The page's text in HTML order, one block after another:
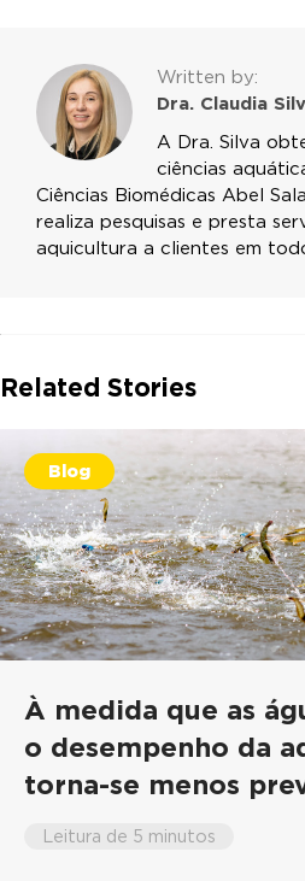
Written by:
Dra. Claudia
A Dra. Silva
ciências
Ciências Biomédicas Abel
realiza pesquisas e presta
aquicultura a clientes em
Related Stories
Blog
À medida que as
o desempenho da
torna-se menos
Leitura de 5 minutos